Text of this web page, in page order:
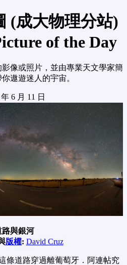
(成大物理分站)
of the Day
像或照片，並由專業天文學家簡
遨遊迷人的宇宙。
6 月 11 日
路與銀河
版權: David Cruz
條道路穿過離葡萄牙．阿連帖究